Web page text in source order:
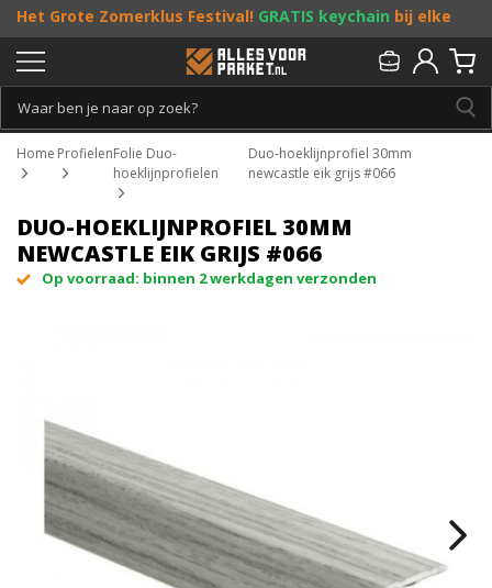
Het Grote Zomerklus Festival! GRATIS keychain bij elke
bestelling vanaf €25, entoffe acties! Doe je mee?
Persoonlijk & gratis advies:013 - 207 00 01
Home ProfielenFolie Duo-
hoeklijnprofielen
Duo-hoeklijnprofiel 30mm
newcastle eik grijs #066
DUO-HOEKLIJNPROFIEL 30MM
NEWCASTLE EIK GRIJS #066
Op voorraad: binnen 2 werkdagen verzonden